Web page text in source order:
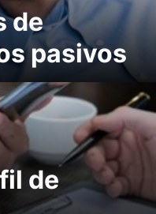
de
pasivos
de